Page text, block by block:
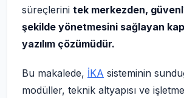
süreçlerini tek merkezden, güvenli
şekilde yönetmesini sağlayan
yazılım çözümüdür.
Bu makalede, İKA sisteminin
modüller, teknik altyapısı ve